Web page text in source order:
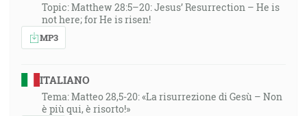
Topic: Matthew 28:5–20: Jesus’ Resurrection – He is
not here; for He is risen!
MP3
ITALIANO
Tema: Matteo 28,5-20: «La risurrezione di Gesù – Non
è più qui, è risorto!»